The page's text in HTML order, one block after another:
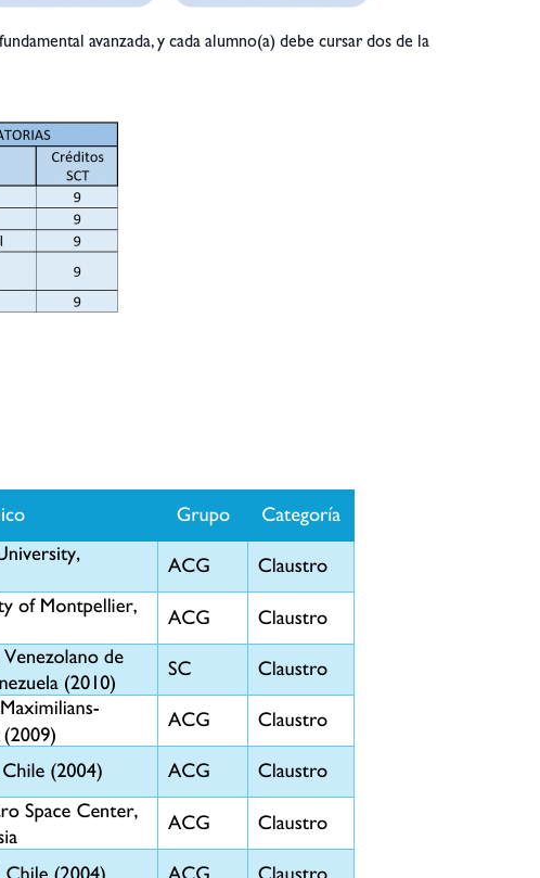
avanzada, y cada alumno(a) debe cursar dos de la